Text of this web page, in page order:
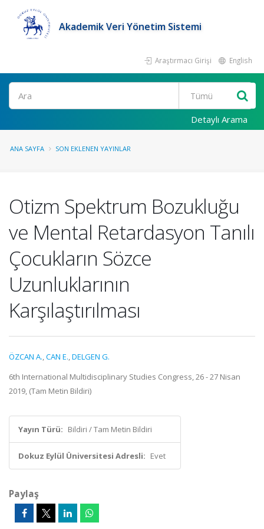
Akademik Veri Yönetim Sistemi
Araştırmacı Girişi English
Ara
Detaylı Arama
ANA SAYFA SON EKLENEN YAYINLAR
Otizm Spektrum Bozukluğu
ve Mental Retardasyon Tanılı
Çocukların Sözce
Uzunluklarının
Karşılaştırılması
ÖZCAN A.,CAN E.,DELGEN G.
6th International Multidisciplinary Studies Congress, 26 - 27 Nisan
2019, (Tam Metin Bildiri)
Yayın Türü: Bildiri / Tam Metin Bildiri
Dokuz Eylül Üniversitesi Adresli: Evet
Paylaş